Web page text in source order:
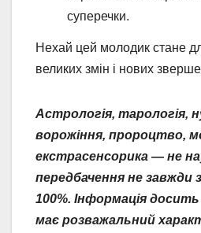
суперечки.
Нехай цей молодик стане
великих змін і нових
Астрологія, тарологія,
ворожіння, пророцтво,
екстрасенсорика — не
передбачення не завжди
100%. Інформація
має розважальний